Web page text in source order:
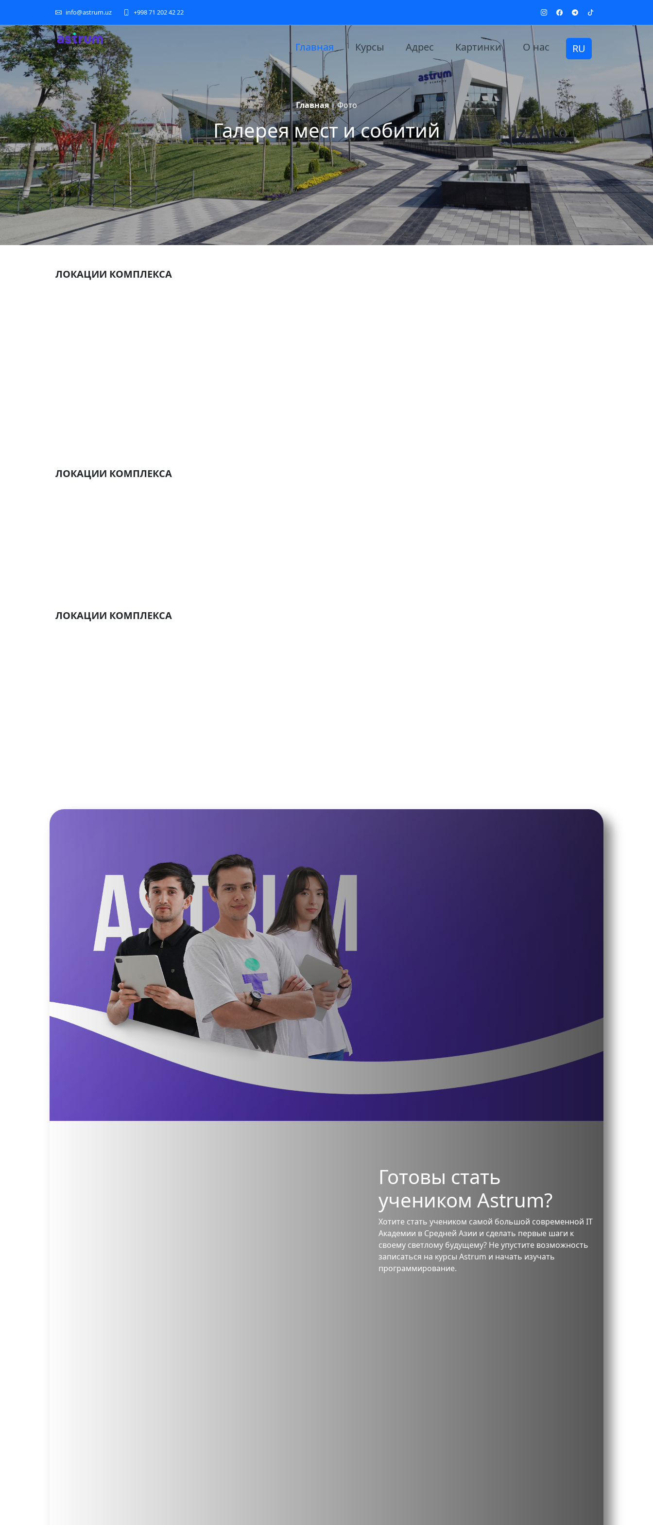
info@astrum.uz +998 71 202 42 22
Главная Курсы Адрес Картинки О нас RU
Главная|Фото
Галерея мест и собитий
ЛОКАЦИИ КОМПЛЕКСА
ЛОКАЦИИ КОМПЛЕКСА
ЛОКАЦИИ КОМПЛЕКСА
Готовы стать
учеником Astrum?
Хотите стать учеником самой большой современной IT
Академии в Средней Азии и сделать первые шаги к
своему светлому будущему? Не упустите возможность
записаться на курсы Astrum и начать изучать
программирование.